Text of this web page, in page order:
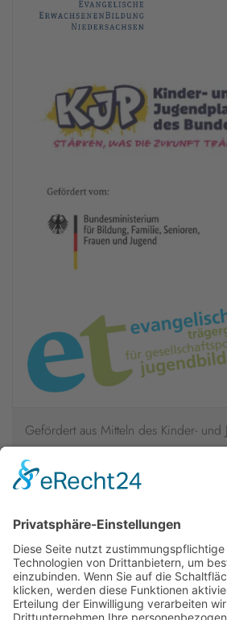
Gefördert aus Mitteln des Kinder- und
Die Veranstaltung findet im Rahmen
Trägergruppe für
Senioren, Frauen und Jugend gefördert.
Newsletter
Presse